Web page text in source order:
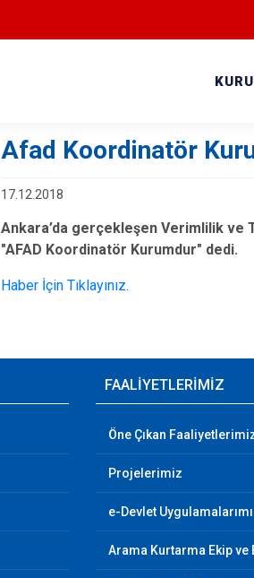
Afad Koordinatör
17.12.2018
Ankara’da gerçekleşen Verimlilik ve
"AFAD Koordinatör Kurumdur" dedi.
Haber İçin Tıklayınız.
FAALİYETLERİMİZ
Öne Çıkan
Projelerimiz
e-Devlet
Arama Kurtarma Ekip ve